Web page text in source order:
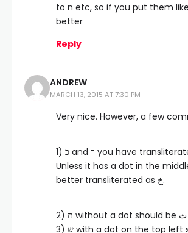
to n etc, so if you put them
better
Reply
ANDREW
MARCH 13, 2015 AT 7:30 PM
Very nice. However, a few
1) כ and ך you have transliterated as ك.
Unless it has a dot in the
better transliterated as خ.
2) ת without a dot should be ث
3) ש with a dot on the top left should be sin